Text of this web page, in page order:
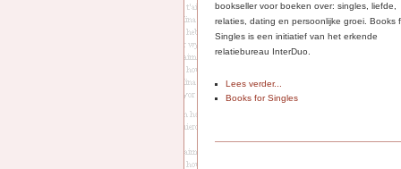
bookseller voor boeken over: singles, liefde,
relaties, dating en persoonlijke groei. Books
Singles is een initiatief van het erkende
relatiebureau InterDuo.
Lees verder...
Books for Singles